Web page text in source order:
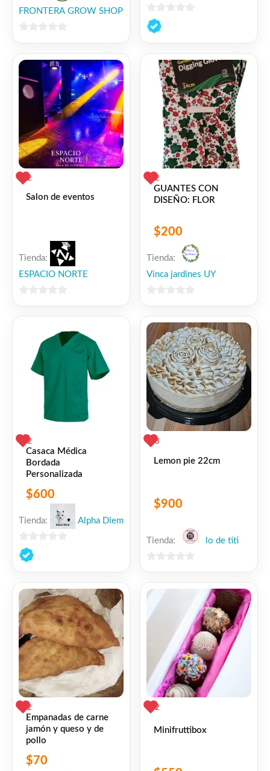
FRONTERA GROW SHOP
5
0
de
2
Salon de eventos
Tienda:
ESPACIO NORTE
2
GUANTES CON
DISEÑO: FLOR
$200
Tienda:
Vinca jardines UY
5
2
Casaca Médica
Bordada
Personalizada
$600
Tienda: Alpha Diem
0
de
3
Lemon pie 22cm
$900
Tienda: lo de titi
5
2
Empanadas de carne
jamón y queso y de
pollo
$70
2
Minifruttibox